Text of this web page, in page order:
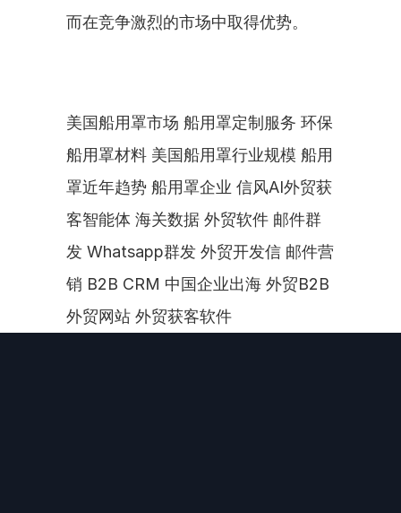
而在竞争激烈的市场中取得优势。
美国船用罩市场 船用罩定制服务 环保
船用罩材料 美国船用罩行业规模 船用
罩近年趋势 船用罩企业 信风AI外贸获
客智能体 海关数据 外贸软件 邮件群
发 Whatsapp群发 外贸开发信 邮件营
销 B2B CRM 中国企业出海 外贸B2B
外贸网站 外贸获客软件